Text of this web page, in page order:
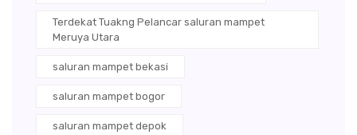
Terdekat Tuakng Pelancar saluran mampet
Meruya Utara
saluran mampet bekasi
saluran mampet bogor
saluran mampet depok